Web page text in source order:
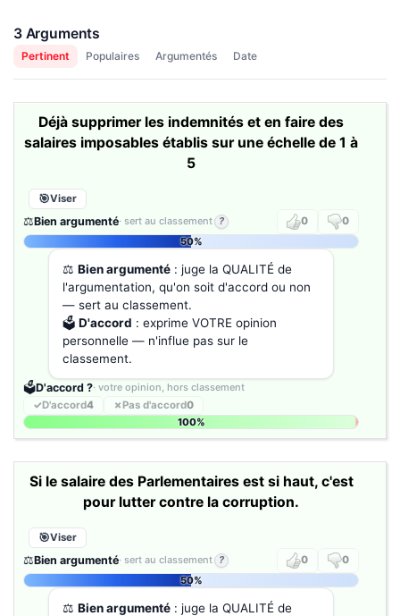
3 Arguments
Pertinent Populaires Argumentés Date
Déjà supprimer les indemnités et en faire des
salaires imposables établis sur une échelle de 1 à
5
Viser
⚖️Bien argumenté· sert au classement ? 0
0
50%
⚖️ Bien argumenté : juge la QUALITÉ de
l'argumentation, qu'on soit d'accord ou non
— sert au classement.
🗳️ D'accord : exprime VOTRE opinion
personnelle — n'influe pas sur le
classement.
🗳️D'accord ?· votre opinion, hors classement
✓D'accord4 ✗Pas d'accord0
100%
Si le salaire des Parlementaires est si haut, c'est
pour lutter contre la corruption.
Viser
⚖️Bien argumenté· sert au classement ? 0
0
50%
⚖️ Bien argumenté : juge la QUALITÉ de